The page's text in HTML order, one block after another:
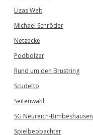
Lizas Welt
Michael Schröder
Netzecke
Podbolzer
Rund um den Brustring
Scudetto
Seitenwahl
SG Neureich-Bimbeshausen
Spielbeobachter